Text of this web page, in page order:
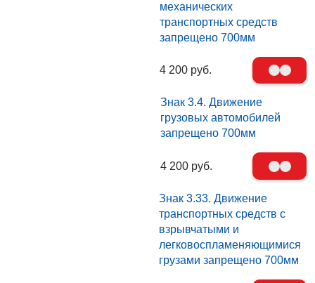
механических
транспортных средств
запрещено 700мм
4 200 руб.
Знак 3.4. Движение
грузовых автомобилей
запрещено 700мм
4 200 руб.
Знак 3.33. Движение
транспортных средств с
взрывчатыми и
легковоспламеняющимися
грузами запрещено 700мм